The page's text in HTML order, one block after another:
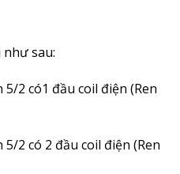
như sau:
2 có1 đầu coil điện (Ren
2 có 2 đầu coil điện (Ren